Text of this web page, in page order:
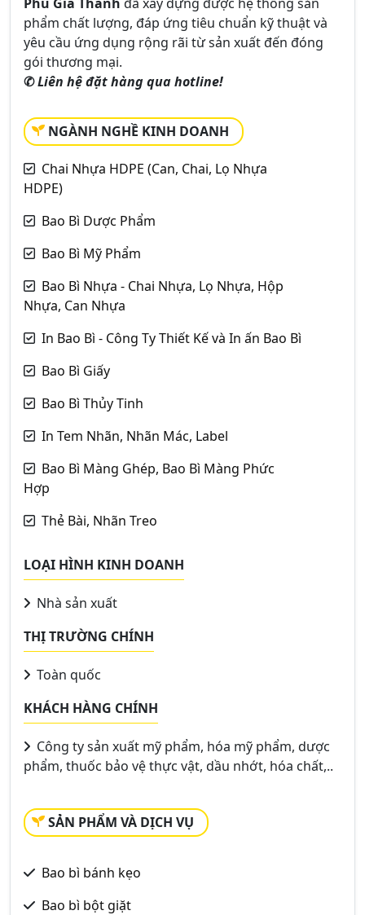
phẩm chất lượng, đáp ứng tiêu chuẩn kỹ thuật và
yêu cầu ứng dụng rộng rãi từ sản xuất đến đóng
gói thương mại.
✆Liên hệ đặt hàng qua hotline!
NGÀNH NGHỀ KINH DOANH
Chai Nhựa HDPE (Can, Chai, Lọ Nhựa
HDPE)
Bao Bì Dược Phẩm
Bao Bì Mỹ Phẩm
Bao Bì Nhựa - Chai Nhựa, Lọ Nhựa, Hộp
Nhựa, Can Nhựa
In Bao Bì - Công Ty Thiết Kế và In ấn Bao Bì
Bao Bì Giấy
Bao Bì Thủy Tinh
In Tem Nhãn, Nhãn Mác, Label
Bao Bì Màng Ghép, Bao Bì Màng Phức
Hợp
Thẻ Bài, Nhãn Treo
LOẠI HÌNH KINH DOANH
Nhà sản xuất
THỊ TRƯỜNG CHÍNH
Toàn quốc
KHÁCH HÀNG CHÍNH
Công ty sản xuất mỹ phẩm, hóa mỹ phẩm, dược
phẩm, thuốc bảo vệ thực vật, dầu nhớt, hóa chất,..
SẢN PHẨM VÀ DỊCH VỤ
Bao bì bánh kẹo
Bao bì bột giặt